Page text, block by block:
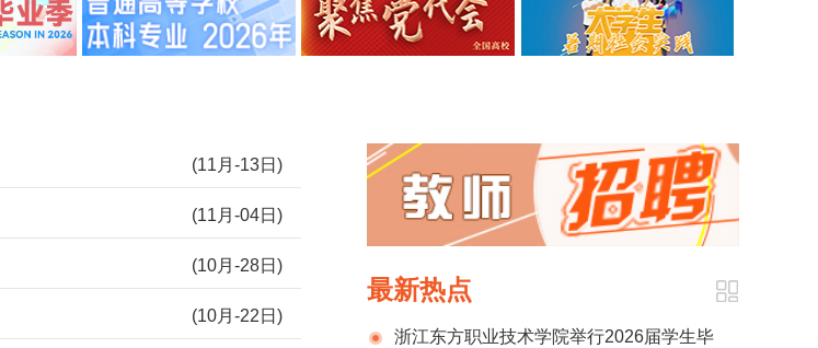
(11月-13日)
(11月-04日)
(10月-28日)
(10月-22日)
最新热点
浙江东方职业技术学院举行2026届学生毕